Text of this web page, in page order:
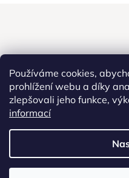
Používáme cookies,
prohlížení webu a díky
zlepšovali jeho funkce,
informací
Nakupujte na Diamondi